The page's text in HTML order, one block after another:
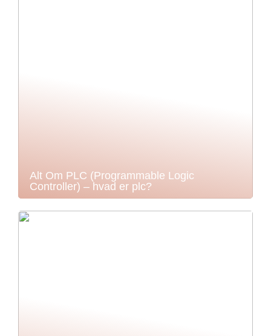
Alt Om PLC (Programmable Logic
Controller) – hvad er plc?